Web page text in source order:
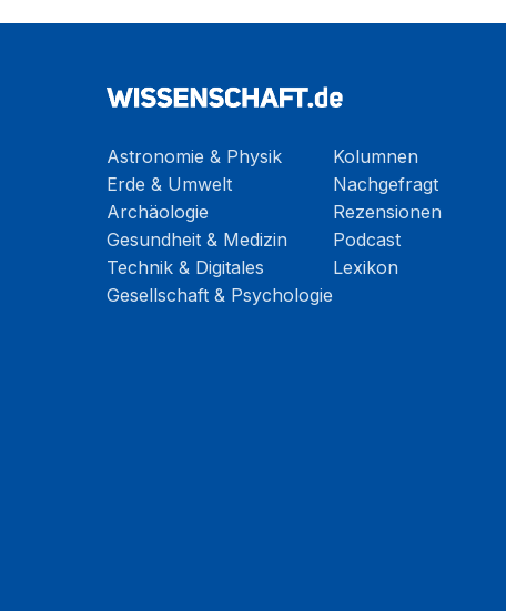
Astronomie & Physik
Erde & Umwelt
Archäologie
Gesundheit & Medizin
Technik & Digitales
Gesellschaft & Psychologie
Kolumnen
Nachgefragt
Rezensionen
Podcast
Lexikon